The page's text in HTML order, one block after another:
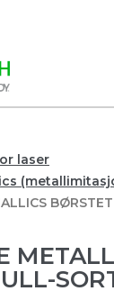
laser